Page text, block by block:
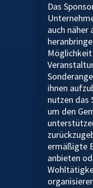
Das
auch näher
ihnen
nutzen das
um den
ermäßigte
anbieten